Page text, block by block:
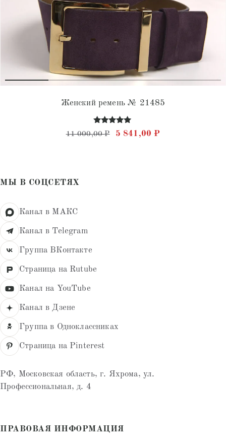
Женский ремень № 21485
Оценка
4.95
11 000,00₽ Первоначальная цена
5 841,00 ₽Текущая цена:
МЫ В СОЦСЕТЯХ
Канал в МАКС
Канал в Telegram
Группа ВКонтакте
Страница на Rutube
Канал на YouTube
Канал в Дзене
Группа в Одноклассниках
Страница на Pinterest
РФ, Московская область, г. Яхрома, ул.
Профессиональная, д. 4
ПРАВОВАЯ ИНФОРМАЦИЯ